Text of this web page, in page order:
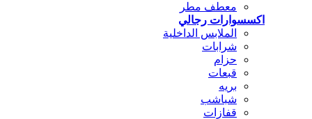
معطف مطر
اكسسوارات رجالي
الملابس الداخلية
شرابات
حزام
قبعات
بريه
شباشب
قفازات